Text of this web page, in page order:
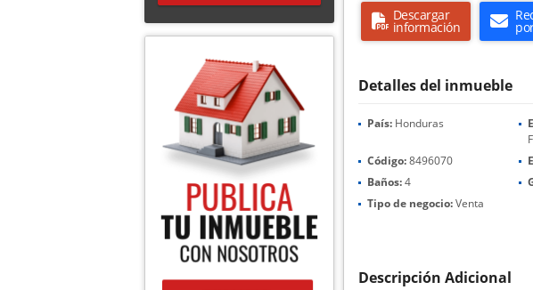
Descargar
información
Detalles del inmueble
País:Honduras
Código:8496070
Baños:4
Tipo de negocio:Venta
Descripción Adicional